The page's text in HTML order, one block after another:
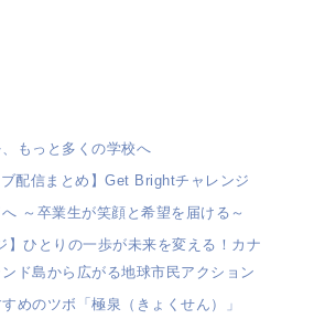
もっと多くの学校へ
配信まとめ】Get Brightチャレンジ
～卒業生が笑顔と希望を届ける～
】ひとりの一歩が未来を変える！カナ
ド島から広がる地球市民アクション
めのツボ「極泉（きょくせん）」